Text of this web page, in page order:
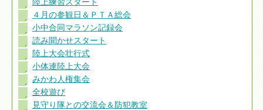
４月の参観日＆ＰＴＡ総会
小中合同マラソン記録会
読み聞かせスタート
陸上大会壮行式
小体連陸上大会
みかわ人権集会
全校遊び
見守り隊との交流会＆防犯教室